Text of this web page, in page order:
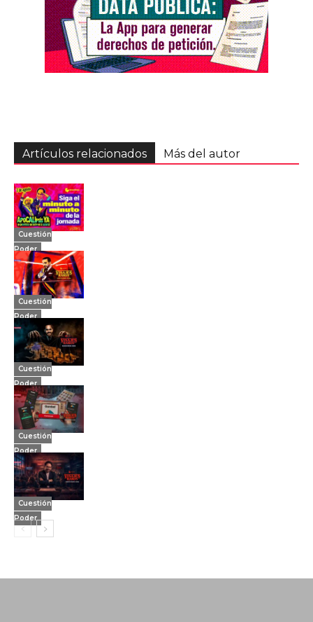
Artículos relacionados Más del autor
Cuestión
Poder
Cuestión
Poder
Cuestión
Poder
Cuestión
Poder
Cuestión
Poder